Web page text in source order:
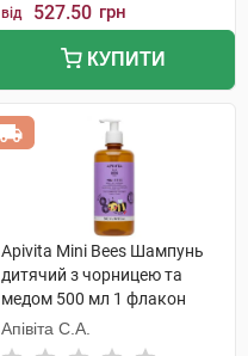
від 527.50 грн
КУПИТИ
Apivita Mini Bees Шампунь
дитячий з чорницею та
медом 500 мл 1 флакон
Апівіта С.А.